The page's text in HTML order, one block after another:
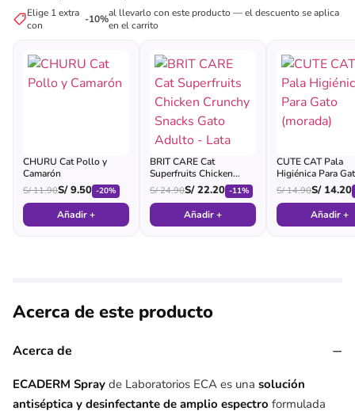
Elige 1 extra
con
-10%al llevarlo con este producto — el descuento se aplica
en el carrito
CHURU Cat Pollo y
Camarón
S/11.90S/9.50 -20%
Añadir +
BRIT CARE Cat
Superfruits Chicken
Crunchy Snacks Gato
Adulto - Lata
S/24.90S/22.20 -11%
Añadir +
CUTE CAT Pala
Higiénica Para
(morada)
S/14.90S/14.20
Añadir +
Acerca de este producto
Acerca de −
ECADERM Spray de Laboratorios ECA es una solución
antiséptica y desinfectante de amplio espectro formulada